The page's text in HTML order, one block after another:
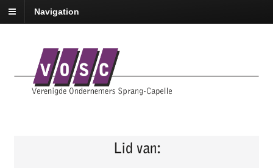
Navigation